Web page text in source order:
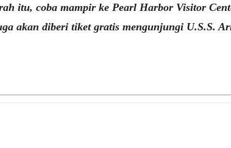
itu, coba mampir ke Pearl Harbor Visitor
akan diberi tiket gratis mengunjungi U.S.S.